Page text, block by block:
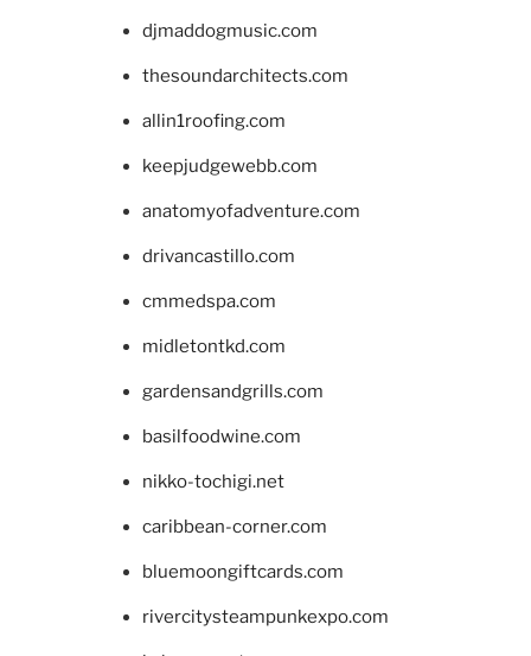
djmaddogmusic.com
thesoundarchitects.com
allin1roofing.com
keepjudgewebb.com
anatomyofadventure.com
drivancastillo.com
cmmedspa.com
midletontkd.com
gardensandgrills.com
basilfoodwine.com
nikko-tochigi.net
caribbean-corner.com
bluemoongiftcards.com
rivercitysteampunkexpo.com